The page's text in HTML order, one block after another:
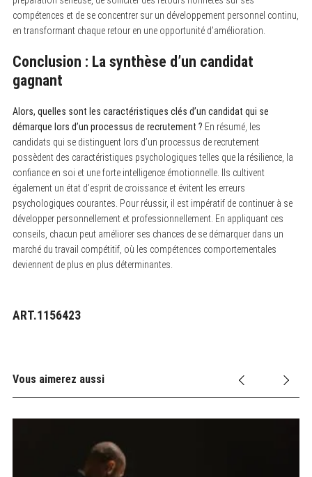
compétences et de se concentrer sur un développement personnel continu,
en transformant chaque retour en une opportunité d’amélioration.
Conclusion : La synthèse d’un candidat
gagnant
Alors, quelles sont les caractéristiques clés d’un candidat qui se
démarque lors d’un processus de recrutement ? En résumé, les
candidats qui se distinguent lors d’un processus de recrutement
possèdent des caractéristiques psychologiques telles que la résilience, la
confiance en soi et une forte intelligence émotionnelle. Ils cultivent
également un état d’esprit de croissance et évitent les erreurs
psychologiques courantes. Pour réussir, il est impératif de continuer à se
développer personnellement et professionnellement. En appliquant ces
conseils, chacun peut améliorer ses chances de se démarquer dans un
marché du travail compétitif, où les compétences comportementales
deviennent de plus en plus déterminantes.
ART.1156423
Vous aimerez aussi